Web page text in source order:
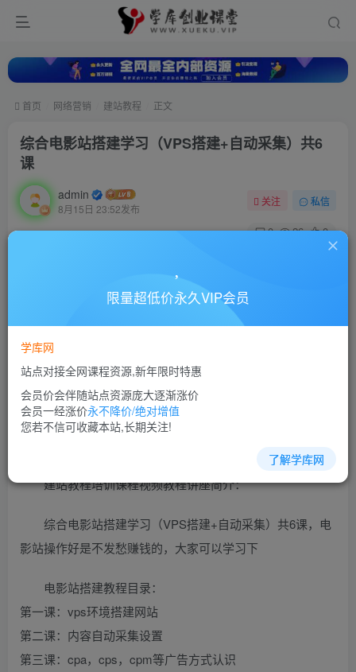
首页 网络营销 建站教程 正文
综合电影站搭建学习（VPS搭建+自动采集）共6
课
admin
8月15日 23:52发布
关注 私信
0 26 0
综合电影站搭建学习（VPS搭建+自动采集）共6课
此内容为付费资源，请付费后查看
10
立即购买
您当前未登录！建议登陆后购买，可保存购买订单
建站教程培训课程视频教程讲座简介：
综合电影站搭建学习（VPS搭建+自动采集）共6课，电
影站操作好是不发愁赚钱的，大家可以学习下
电影站搭建教程目录：
第一课：vps环境搭建网站
第二课：内容自动采集设置
第三课：cpa，cps，cpm等广告方式认识
限量超低价永久VIP会员
学库网
站点对接全网课程资源,新年限时特惠
会员价会伴随站点资源庞大逐渐涨价
会员一经涨价永不降价/绝对增值
您若不信可收藏本站,长期关注!
了解学库网